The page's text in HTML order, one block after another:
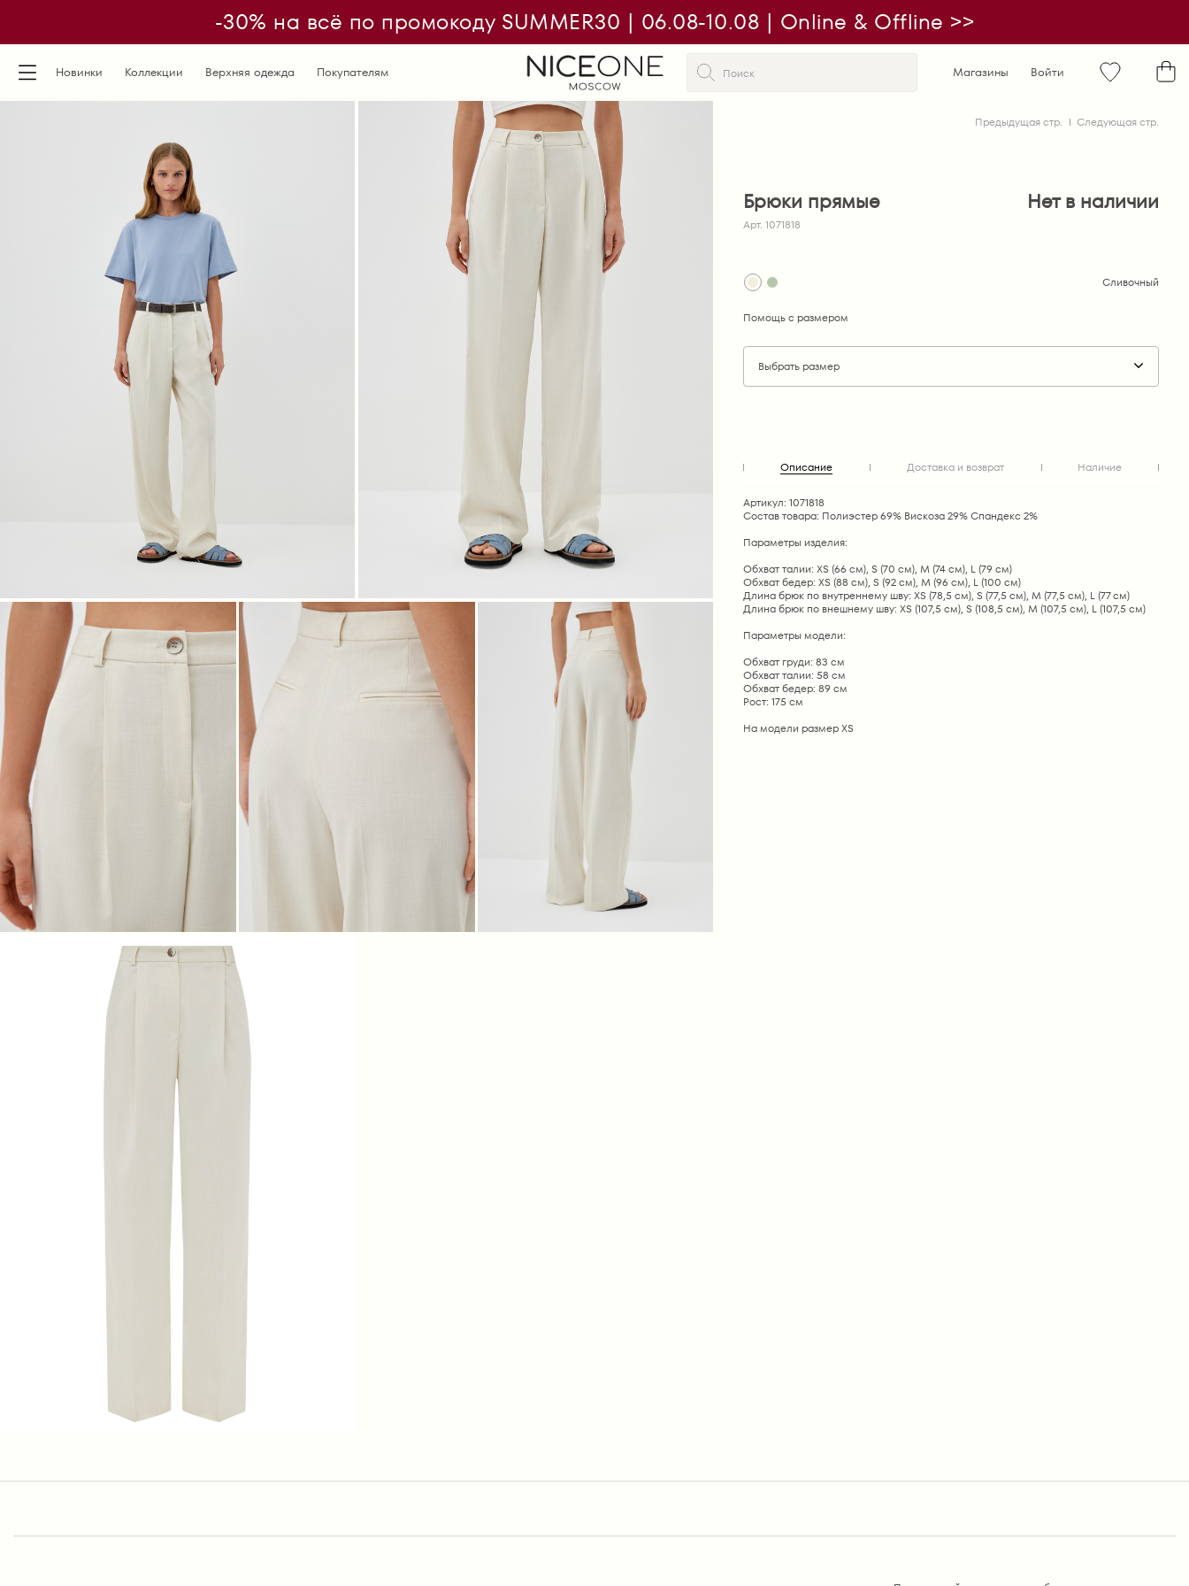
-30% на всё по промокоду SUMMER30 | 06.08-10.08 | Online & Offline >>
Новинки Коллекции Верхняя одежда Покупателям Магазины Войти
Предыдущая стр. Следующая стр.
Брюки прямые
Арт. 1071818
Нет в наличии
Сливочный
Помощь с размером
Выбрать размер
Описание Доставка и возврат Наличие
Артикул: 1071818
Состав товара: Полиэстер 69% Вискоза 29% Спандекс 2%
Параметры изделия:
Обхват талии: XS (66 см), S (70 см), M (74 см), L (79 см)
Обхват бедер: XS (88 см), S (92 см), M (96 см), L (100 см)
Длина брюк по внутреннему шву: XS (78,5 см), S (77,5 см), М (77,5 см), L (77 см)
Длина брюк по внешнему шву: XS (107,5 см), S (108,5 см), М (107,5 см), L (107,5 см)
Параметры модели:
Обхват груди: 83 см
Обхват талии: 58 см
Обхват бедер: 89 см
Рост: 175 см
На модели размер ХS